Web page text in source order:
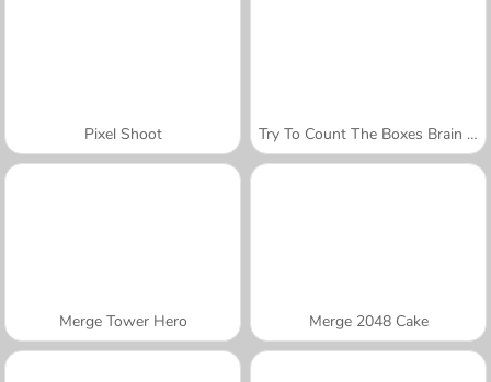
Pixel Shoot Try To Count The Boxes Brain Training
Merge Tower Hero Merge 2048 Cake